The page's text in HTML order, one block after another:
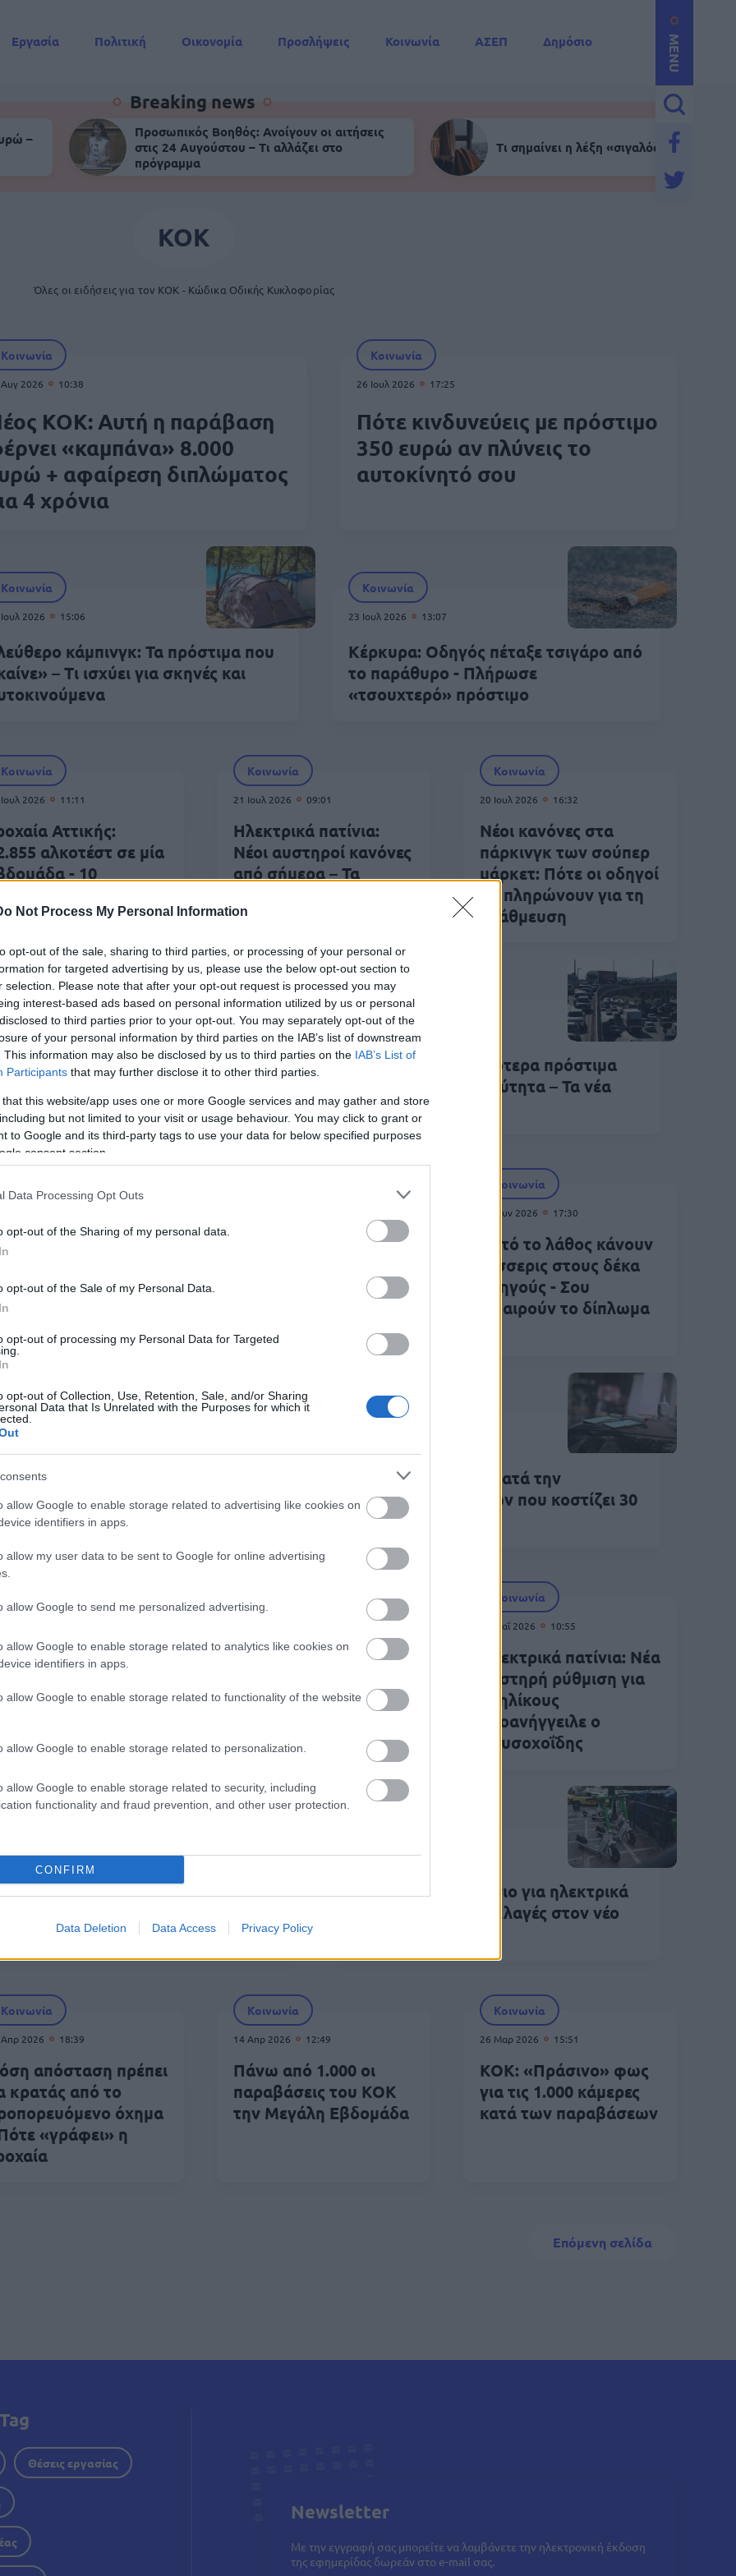
Not Process My Personal Information
opt-out of the sale, sharing to third parties, or processing of your personal or
for targeted advertising by us, please use the below opt-out section to
selection. Please note that after your opt-out request is processed you may
interest-based ads based on personal information utilized by us or personal
to third parties prior to your opt-out. You may separately opt-out of the
of your personal information by third parties on the IAB’s list of downstream
This information may also be disclosed by us to third parties on the IAB’s List of
Participants that may further disclose it to other third parties.
that this website/app uses one or more Google services and may gather and store
but not limited to your visit or usage behaviour. You may click to grant or
to Google and its third-party tags to use your data for below specified purposes
consent section.
Data Processing Opt Outs
opt-out of the Sharing of my personal data.
opt-out of the Sale of my Personal Data.
opt-out of processing my Personal Data for Targeted
opt-out of Collection, Use, Retention, Sale, and/or Sharing
Data that Is Unrelated with the Purposes for which it
allow Google to enable storage related to advertising like cookies on
identifiers in apps.
allow my user data to be sent to Google for online advertising
allow Google to send me personalized advertising.
allow Google to enable storage related to analytics like cookies on
identifiers in apps.
allow Google to enable storage related to functionality of the website
allow Google to enable storage related to personalization.
allow Google to enable storage related to security, including
functionality and fraud prevention, and other user protection.
CONFIRM
Data Deletion Data Access Privacy Policy
MENU
Εργασία Πολιτική Οικονομία Προσλήψεις Κοινωνία ΑΣΕΠ
Δημόσιο
Breaking news
–
Προσωπικός Βοηθός: Ανοίγουν οι αιτήσεις
στις 24 Αυγούστου – Τι αλλάζει στο
πρόγραμμα
Τι σημαίνει η λέξη «σιγαλός»
ΚΟΚ
Όλες οι ειδήσεις για τον ΚΟΚ - Κώδικα Οδικής Κυκλοφορίας
Κοινωνία
2026 10:38
ΚΟΚ: Αυτή η παράβαση
«καμπάνα» 8.000
+ αφαίρεση διπλώματος
4 χρόνια
Κοινωνία
26 Ιουλ 2026 17:25
Πότε κινδυνεύεις με πρόστιμο
350 ευρώ αν πλύνεις το
αυτοκίνητό σου
Κοινωνία
2026 15:06
κάμπινγκ: Τα πρόστιμα που
– Τι ισχύει για σκηνές και
Κοινωνία
23 Ιουλ 2026 13:07
Κέρκυρα: Οδηγός πέταξε τσιγάρο από
το παράθυρο - Πλήρωσε
«τσουχτερό» πρόστιμο
Κοινωνία
2026 11:11
Αττικής:
αλκοτέστ σε μία
- 10
Κοινωνία
21 Ιουλ 2026 09:01
Ηλεκτρικά πατίνια:
Νέοι αυστηροί κανόνες
από σήμερα – Τα
Κοινωνία
20 Ιουλ 2026 16:32
Νέοι κανόνες στα
πάρκινγκ των σούπερ
μάρκετ: Πότε οι οδηγοί
θα πληρώνουν για τη
στάθμευση
Κοινωνία
στην παραλία: Η κίνηση με
αυτοκίνητο που φέρνει πρόστιμο
3.000 ευρώ
Κοινωνία
29 Ιουν 2026
Νέος ΚΟΚ: Αυστηρότερα πρόστιμα
για υπερβολική ταχύτητα – Τα νέα
όρια και οι ποινές
ΚΟΚ: Τέλος στα
έως 2.000
ΛΕΑ – Πρόστιμο 150
Κοινωνία
14 Ιουν 2026 17:30
Αυτό το λάθος κάνουν
τέσσερις στους δέκα
οδηγούς - Σου
αφαιρούν το δίπλωμα
Πολιτική
Γιατί μειώθηκε το
των καμερών στους δρόμους
88 στα 35 εκατ. ευρώ
Κοινωνία
ΚΟΚ: Η παράβαση κατά την
αποβίβαση επιβατών που κοστίζει 30
ευρώ πρόστιμο
πατίνια
αυστηρότερο
και το ζήτημα
ασφάλισης
Λεωφόρος Συγγρού:
με πατίνι - Έτρεχε με
Κοινωνία
05 Μαΐ 2026 10:55
Ηλεκτρικά πατίνια: Νέα
αυστηρή ρύθμιση για
ανηλίκους
προανήγγειλε ο
Χρυσοχοΐδης
2026 17:30
το λάθος στο παρκάρισμα
30 Απρ 2026 16:12
Αυστηρότερο πλαίσιο για ηλεκτρικά
πατίνια – Όλες οι αλλαγές στον νέο
Κοινωνία
2026 18:39
απόσταση πρέπει
κρατάς από το
όχημα
«γράφει» η
Κοινωνία
14 Απρ 2026 12:49
Πάνω από 1.000 οι
παραβάσεις του ΚΟΚ
την Μεγάλη Εβδομάδα
Κοινωνία
26 Μαρ 2026 15:51
ΚΟΚ: «Πράσινο» φως
για τις 1.000 κάμερες
κατά των παραβάσεων
Next page
Επόμενη σελίδα
Θέσεις εργασίας
Newsletter
Με την εγγραφή σας μπορείτε να λαμβάνετε την ηλεκτρονική έκδοση
της εφημερίδας δωρεάν στο e-mail σας.